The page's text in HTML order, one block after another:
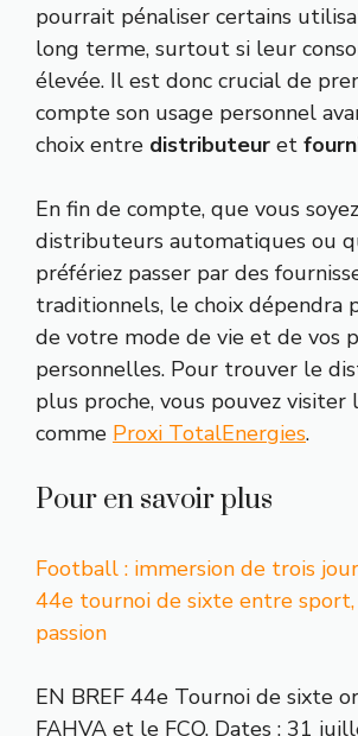
pourrait pénaliser certains
long terme, surtout si leur
élevée. Il est donc crucial de
compte son usage personnel
choix entre distributeur et
En fin de compte, que vous
distributeurs automatiques ou
préfériez passer par des
traditionnels, le choix dépendra
de votre mode de vie et de vos
personnelles. Pour trouver le
plus proche, vous pouvez visiter
comme Proxi TotalEnergies.
Pour en savoir plus
Football : immersion de trois
44e tournoi de sixte entre
passion
EN BREF 44e Tournoi de sixte
FAHVA et le FCQ. Dates : 31